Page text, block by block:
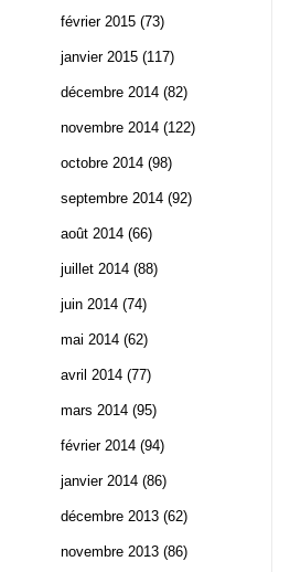
février 2015 (73)
janvier 2015 (117)
décembre 2014 (82)
novembre 2014 (122)
octobre 2014 (98)
septembre 2014 (92)
août 2014 (66)
juillet 2014 (88)
juin 2014 (74)
mai 2014 (62)
avril 2014 (77)
mars 2014 (95)
février 2014 (94)
janvier 2014 (86)
décembre 2013 (62)
novembre 2013 (86)